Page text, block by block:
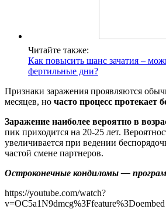
Читайте также:
Как повысить шанс зачатия –
фертильные дни?
Признаки заражения проявляются
месяцев, но часто процесс протекает
Заражение наиболее вероятно в
пик приходится на 20-25 лет.
увеличивается при ведении
частой смене партнеров.
Остроконечные кондиломы —
https://youtube.com/watch?
v=OC5a1N9dmcg%3Ffeature%3Doembed